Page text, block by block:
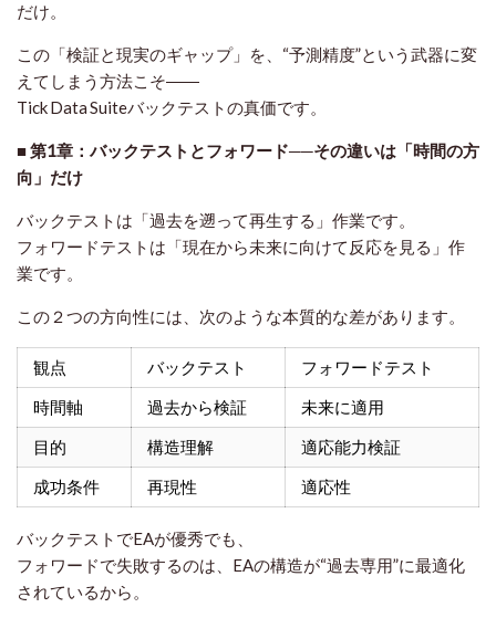
だけ。
この「検証と現実のギャップ」を、“予測精度”という武器に変
えてしまう方法こそ――
Tick Data Suiteバックテストの真価です。
■ 第1章：バックテストとフォワード──その違いは「時間の方
向」だけ
バックテストは「過去を遡って再生する」作業です。
フォワードテストは「現在から未来に向けて反応を見る」作
業です。
この２つの方向性には、次のような本質的な差があります。
観点 バックテスト
フォワードテスト
時間軸
過去から検証
未来に適用
目的
構造理解
適応能力検証
成功条件
再現性 適応性
バックテストでEAが優秀でも、
フォワードで失敗するのは、 EAの構造が“過去専用”に最適化
されているから。